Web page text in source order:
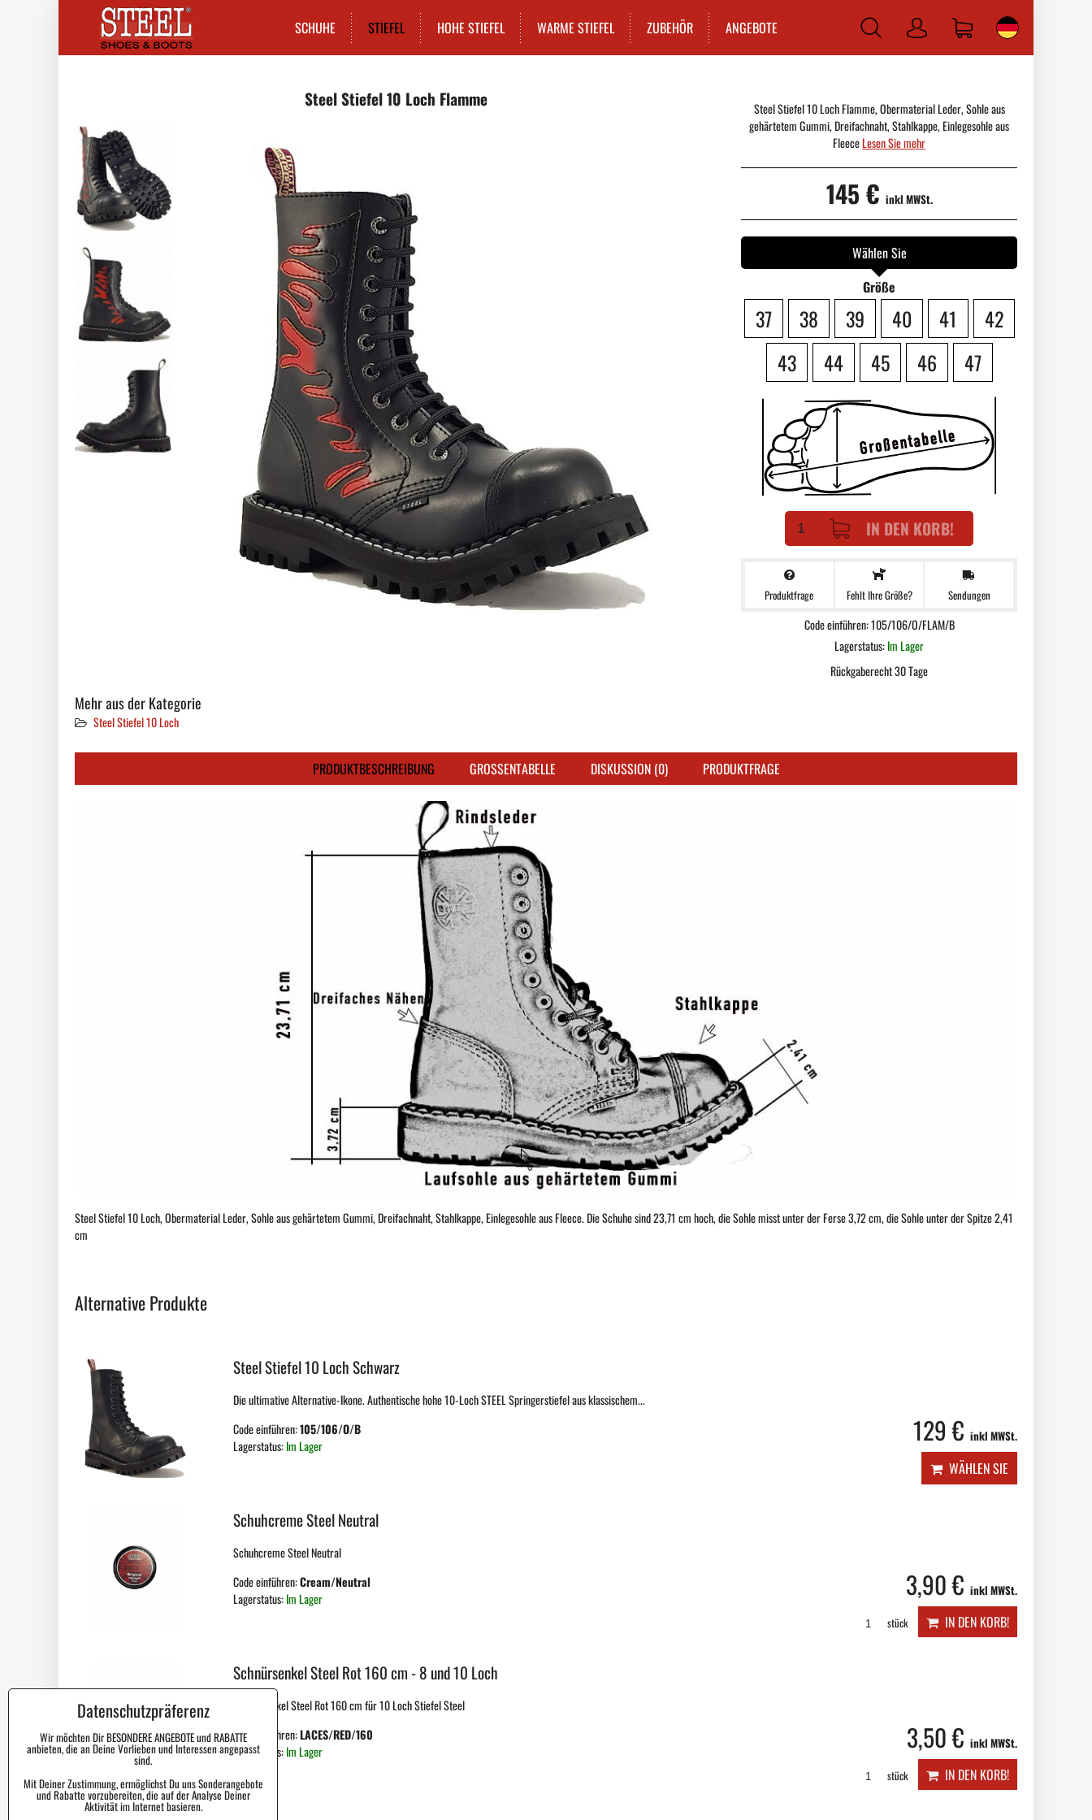
SCHUHE STIEFEL HOHE STIEFEL WARME STIEFEL ZUBEHÖR ANGEBOTE Anmelden
Steel Stiefel 10 Loch Flamme
Steel Stiefel 10 Loch Flamme, Obermaterial Leder, Sohle aus
gehärtetem Gummi, Dreifachnaht, Stahlkappe, Einlegesohle aus
FleeceLesen Sie mehr
145 € inkl MWSt.
Wählen Sie
Größe
37 38 39 40 41
42
43
44 45 46 47
IN DEN KORB!
Produktfrage Fehlt Ihre Größe? Sendungen
Code einführen: 105/106/O/FLAM/B
Lagerstatus:Im Lager
Rückgaberecht 30 Tage
Mehr aus der Kategorie
Steel Stiefel 10 Loch
PRODUKTBESCHREIBUNG GROSSENTABELLE DISKUSSION (0) PRODUKTFRAGE
Steel Stiefel 10 Loch, Obermaterial Leder, Sohle aus gehärtetem Gummi, Dreifachnaht, Stahlkappe, Einlegesohle aus Fleece. Die Schuhe sind 23,71 cm hoch, die Sohle misst unter der Ferse 3,72 cm, die Sohle unter der Spitze 2,41
cm
Alternative Produkte
Steel Stiefel 10 Loch Schwarz
Die ultimative Alternative-Ikone. Authentische hohe 10-Loch STEEL Springerstiefel aus klassischem...
Code einführen:105/106/O/B
Lagerstatus:Im Lager 129 € inkl MWSt.
WÄHLEN SIE
Schuhcreme Steel Neutral
Schuhcreme Steel Neutral
Code einführen:Cream/Neutral
Lagerstatus:Im Lager 3,90 € inkl MWSt.
stück IN DEN KORB!
Schnürsenkel Steel Rot 160 cm - 8 und 10 Loch
Schnürsenkel Steel Rot 160 cm für 10 Loch Stiefel Steel
Code einführen:LACES/RED/160
Lagerstatus:Im Lager 3,50 € inkl MWSt.
stück IN DEN KORB!
Datenschutzpräferenz
Wir möchten Dir BESONDERE ANGEBOTE und RABATTE
anbieten, die an Deine Vorlieben und Interessen angepasst
sind.
Mit Deiner Zustimmung, ermöglichst Du uns Sonderangebote
und Rabatte vorzubereiten, die auf der Analyse Deiner
Aktivität im Internet basieren.